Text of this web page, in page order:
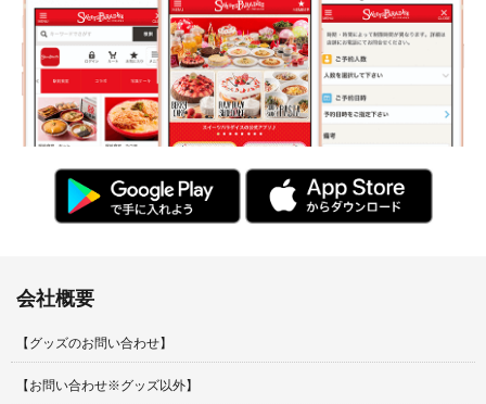
会社概要
【グッズのお問い合わせ】
【お問い合わせ※グッズ以外】